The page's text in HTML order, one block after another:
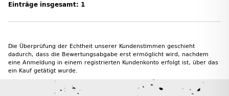
Einträge insgesamt: 1
Die Überprüfung der Echtheit unserer Kundenstimmen geschieht
dadurch, dass die Bewertungsabgabe erst ermöglicht wird, nachdem
eine Anmeldung in einem registrierten Kundenkonto erfolgt ist, über das
ein Kauf getätigt wurde.